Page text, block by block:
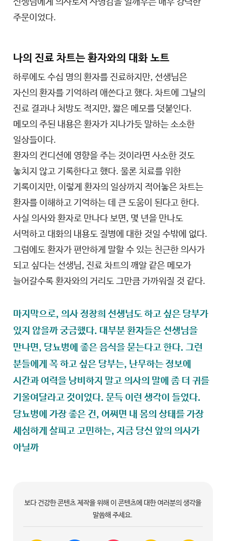
선생님에게 의사로서 사명감을 일깨우는 매우 강력한
주문이었다.
나의 진료 차트는 환자와의 대화 노트
하루에도 수십 명의 환자를 진료하지만, 선생님은
자신의 환자를 기억하려 애쓴다고 했다. 차트에 그날의
진료 결과나 처방도 적지만, 짧은 메모를 덧붙인다.
메모의 주된 내용은 환자가 지나가듯 말하는 소소한
일상들이다.
환자의 컨디션에 영향을 주는 것이라면 사소한 것도
놓치지 않고 기록한다고 했다. 물론 치료를 위한
기록이지만, 이렇게 환자의 일상까지 적어놓은 차트는
환자를 이해하고 기억하는 데 큰 도움이 된다고 한다.
사실 의사와 환자로 만나다 보면, 몇 년을 만나도
서먹하고 대화의 내용도 질병에 대한 것일 수밖에 없다.
그럼에도 환자가 편안하게 말할 수 있는 친근한 의사가
되고 싶다는 선생님, 진료 차트의 깨알 같은 메모가
늘어갈수록 환자와의 거리도 그만큼 가까워질 것 같다.
마지막으로, 의사 정창희 선생님도 하고 싶은 당부가
있지 않을까 궁금했다. 대부분 환자들은 선생님을
만나면, 당뇨병에 좋은 음식을 묻는다고 한다. 그런
분들에게 꼭 하고 싶은 당부는, 난무하는 정보에
시간과 여력을 낭비하지 말고 의사의 말에 좀 더 귀를
기울여달라고 것이었다. 문득 이런 생각이 들었다.
당뇨병에 가장 좋은 건, 어쩌면 내 몸의 상태를 가장
세심하게 살피고 고민하는, 지금 당신 앞의 의사가
아닐까
보다 건강한 콘텐츠 제작을 위해 이 콘텐츠에 대한 여러분의 생각을
말씀해 주세요.